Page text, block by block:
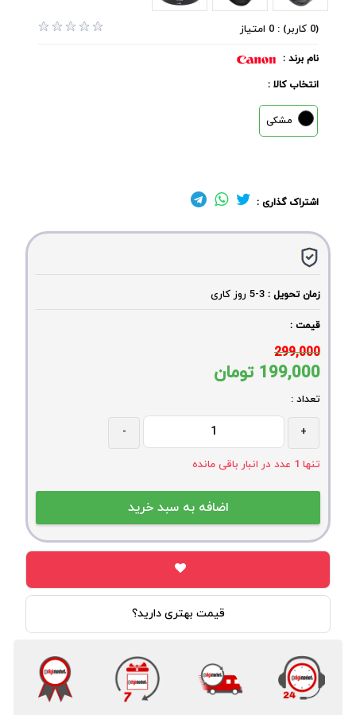
(0 کاربر) : 0 امتیاز
نام برند :
انتخاب کالا :
مشکی
اشتراک گذاری :
زمان تحویل : 3-5 روز کاری
قیمت :
299,000
199,000 تومان
تعداد :
+
-
تنها 1 عدد در انبار باقی مانده
قیمت بهتری دارید؟